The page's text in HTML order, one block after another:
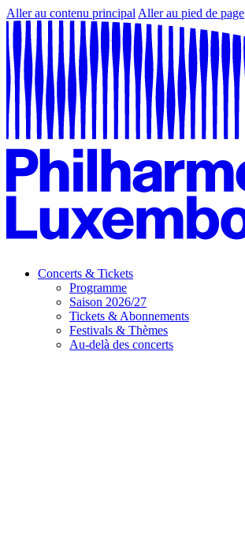
Aller au contenu principal Aller au pied de page
Concerts & Tickets
Programme
Saison 2026/27
Tickets & Abonnements
Festivals & Thèmes
Au-delà des concerts